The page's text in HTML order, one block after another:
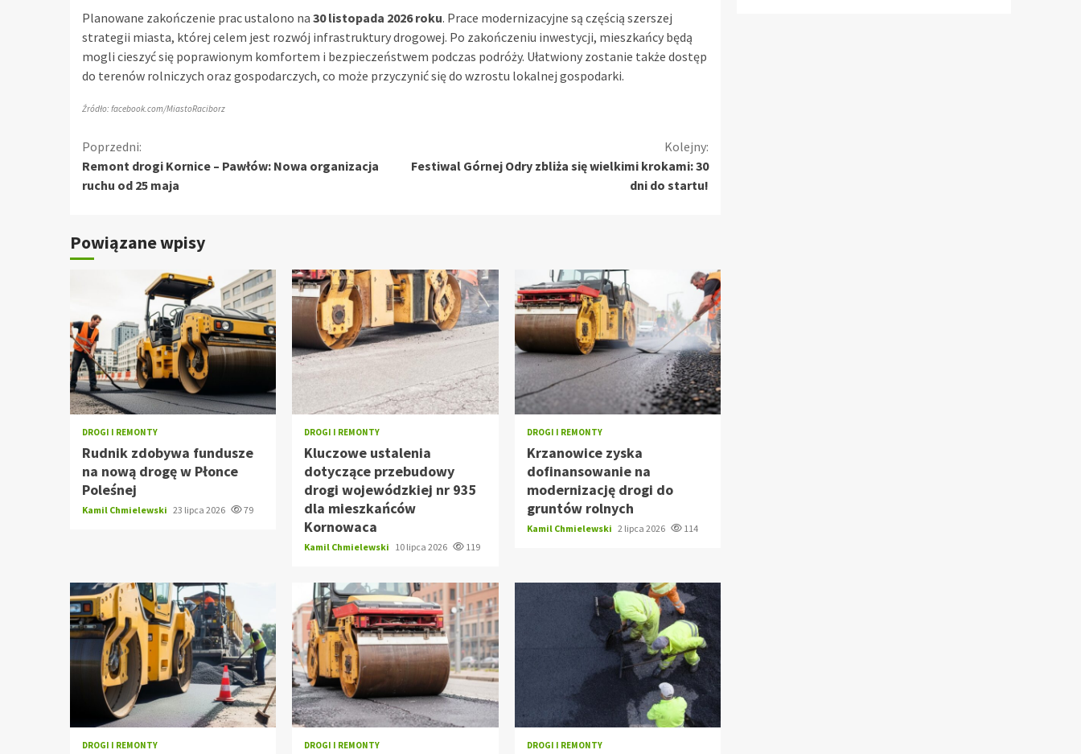
Planowane zakończenie prac ustalono na 30 listopada 2026 roku. Prace modernizacyjne są częścią szerszej
strategii miasta, której celem jest rozwój infrastruktury drogowej. Po zakończeniu inwestycji, mieszkańcy będą
mogli cieszyć się poprawionym komfortem i bezpieczeństwem podczas podróży. Ułatwiony zostanie także dostęp
do terenów rolniczych oraz gospodarczych, co może przyczynić się do wzrostu lokalnej gospodarki.
Źródło: facebook.com/MiastoRaciborz
Kontynuuj
czytanie
Poprzedni:
Remont drogi Kornice – Pawłów: Nowa organizacja
ruchu od 25 maja
Kolejny:
Festiwal Górnej Odry zbliża się wielkimi krokami: 30
dni do startu!
Powiązane wpisy
DROGI I REMONTY
Rudnik zdobywa fundusze
na nową drogę w Płonce
Poleśnej
Kamil Chmielewski 23 lipca 2026 79
DROGI I REMONTY
Kluczowe ustalenia
dotyczące przebudowy
drogi wojewódzkiej nr 935
dla mieszkańców
Kornowaca
Kamil Chmielewski 10 lipca 2026 119
DROGI I REMONTY
Krzanowice zyska
dofinansowanie na
modernizację drogi do
gruntów rolnych
Kamil Chmielewski 2 lipca 2026 114
DROGI I REMONTY DROGI I REMONTY DROGI I REMONTY